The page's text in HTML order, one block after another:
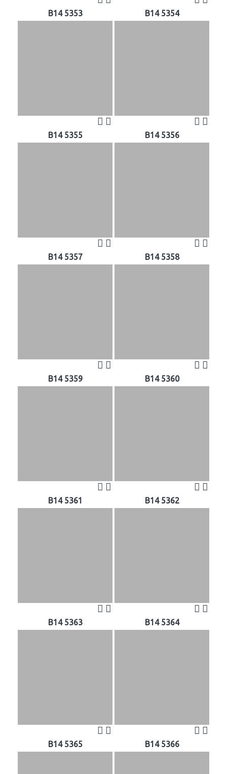
B14 5353 B14 5354
B14 5355 B14 5356
B14 5357 B14 5358
B14 5359 B14 5360
B14 5361 B14 5362
B14 5363 B14 5364
B14 5365 B14 5366